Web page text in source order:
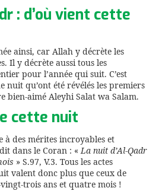
: d’où vient cette
ainsi, car Allah y décrète les
Il y décrète aussi tous les
pour l’année qui suit. C’est
nuit qu’ont été révélés les premiers
bien-aimé Aleyhi Salat wa Salam.
cette nuit
à des mérites incroyables et
dans le Coran : «La nuit d’Al-Qadr
» S.97, V.3. Tous les actes
valent donc plus que ceux de
trois ans et quatre mois !